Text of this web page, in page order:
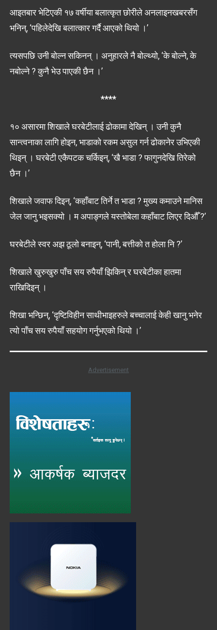
आइतबार भेटिएकी १७ वर्षीया बलात्कृत छोरीले अनलाइनखबरसँग
भनिन्, ‘पहिलेदेखि बलात्कार गर्दै आएको थियो ।’
त्यसपछि उनी बोल्न सकिनन् । अनुहारले नै बोल्थ्यो, ‘के बोल्ने, के
नबोल्ने ? कुनै भेउ पाएकी छैन ।’
****
१० असारमा शिखाले घरबेटीलाई ढोकामा देखिन् । उनी कुनै
सान्त्वनाका लागि होइन, भाडाको रकम असुल गर्न ढोकानेर उभिएकी
थिइन् । घरबेटी एकैपटक चर्किइन्, ‘खै भाडा ? फागुनदेखि तिरेको
छैन ।’
शिखाले जवाफ दिइन्, ‘कहाँबाट तिर्ने त भाडा ? मुख्य कमाउने मानिस
जेल जानु भइसक्यो । म अपाङ्गले यस्तोबेला कहाँबाट लिएर दिऔँ ?’
घरबेटीले स्वर अझ ठूलो बनाइन्, ‘पानी, बत्तीको त होला नि ?’
शिखाले खुरुखुरु पाँच सय रुपैयाँ झिकिन् र घरबेटीका हातमा
राखिदिइन् ।
शिखा भन्छिन्, ‘दृष्टिविहीन साथीभाइहरुले बच्चालाई केही खानु भनेर
त्यो पाँच सय रुपैयाँ सहयोग गर्नुभएको थियो ।’
Advertisement